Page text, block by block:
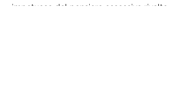
impetuoso del pensiero ossessivo rivolto